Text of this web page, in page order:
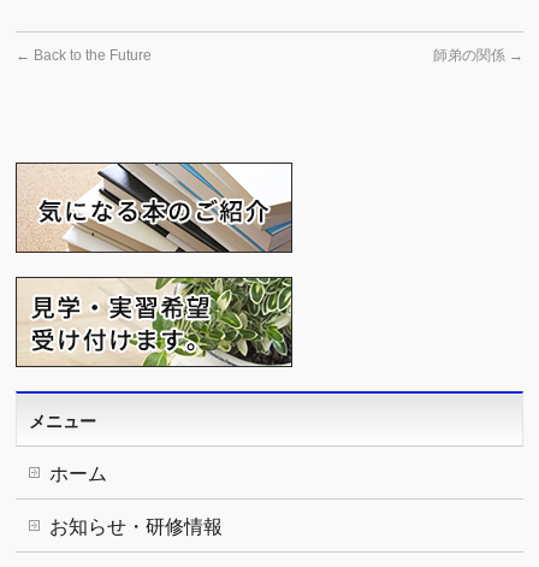
← Back to the Future 師弟の関係 →
メニュー
ホーム
お知らせ・研修情報